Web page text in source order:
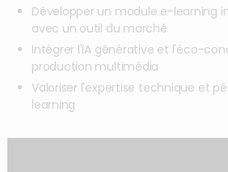
Développer un module e-learning
avec un outil du marché
Intégrer l'IA générative et l'éco-
production multimédia
Valoriser l'expertise technique et
learning